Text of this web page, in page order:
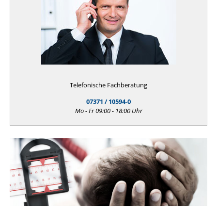
Telefonische Fachberatung
07371 / 10594-0
Mo - Fr 09:00 - 18:00 Uhr